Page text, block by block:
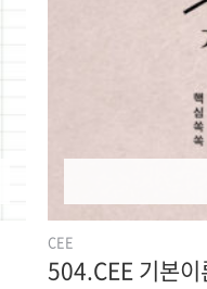
CEE
504.CEE 기본